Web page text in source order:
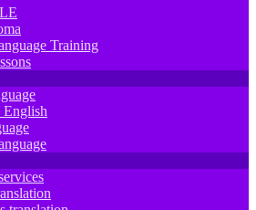
Training